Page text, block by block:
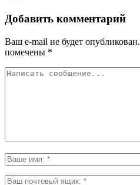
Добавить комментарий
Ваш e-mail не будет опубликован.
помечены *